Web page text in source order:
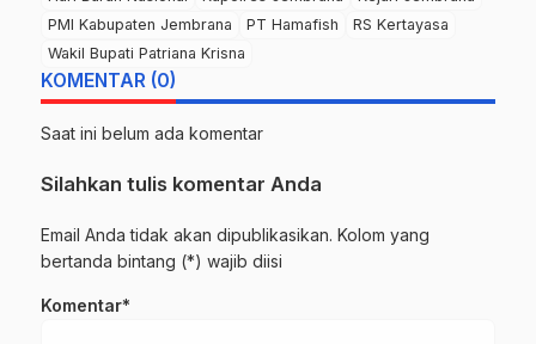
PMI Kabupaten Jembrana
PT Hamafish
RS Kertayasa
Wakil Bupati Patriana Krisna
KOMENTAR (0)
Saat ini belum ada komentar
Silahkan tulis komentar Anda
Email Anda tidak akan dipublikasikan. Kolom yang
bertanda bintang (*) wajib diisi
Komentar*